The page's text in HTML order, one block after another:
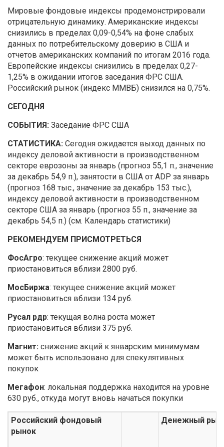
Мировые фондовые индексы продемонстрировали
отрицательную динамику. Американские индексы
снизились в пределах 0,09-0,54% на фоне слабых
данных по потребительскому доверию в США и
отчетов американских компаний по итогам 2016 года.
Европейские индексы снизились в пределах 0,27-
1,25% в ожидании итогов заседания ФРС США.
Российский рынок (индекс ММВБ) снизился на 0,75%.
СЕГОДНЯ
СОБЫТИЯ: Заседание ФРС США
СТАТИСТИКА: Сегодня ожидается выход данных по
индексу деловой активности в производственном
секторе еврозоны за январь (прогноз 55,1 п., значение
за декабрь 54,9 п.), занятости в США от ADP за январь
(прогноз 168 тыс., значение за декабрь 153 тыс.),
индексу деловой активности в производственном
секторе США за январь (прогноз 55 п., значение за
декабрь 54,5 п.) (см. Календарь статистики)
РЕКОМЕНДУЕМ ПРИСМОТРЕТЬСЯ
ФосАгро: текущее снижение акций может
приостановиться вблизи 2800 руб.
МосБиржа: текущее снижение акций может
приостановиться вблизи 134 руб.
Русал рдр: текущая волна роста может
приостановиться вблизи 375 руб.
Магнит: снижение акций к январским минимумам
может быть использовано для спекулятивных
покупок
Мегафон: локальная поддержка находится на уровне
630 руб., откуда могут вновь начаться покупки
Российский фондовый
рынок
Денежный